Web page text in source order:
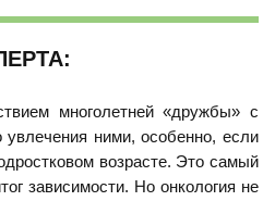
многолетней «дружбы» с
увлечения ними, особенно, если
возрасте. Это самый
зависимости. Но онкология не